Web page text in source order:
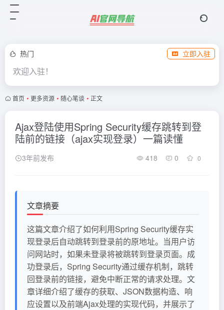
热门 立即入驻
欢迎入驻！
首页 • 更多资源 • 随心笔谈 • 正文
Ajax登陆使用Spring Security缓存跳转到登
陆前的链接（ajax实现登录）一篇读懂
3年前发布 418 0 0
文章摘要
这篇文章介绍了如何利用Spring Security缓存实
现登录后自动跳转到登录前的原地址。当用户访
问网站时，如果未登录将被跳转到登录页面。成
功登录后，Spring Security通过缓存机制，跳转
回登录前的链接，避免中断正常的请求处理。文
章详细介绍了缓存的获取、JSON数据构造、响
应设置以及前端Ajax处理的实现代码，并展示了